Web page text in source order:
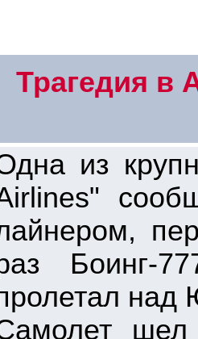
Трагедия в
из
Боинг-
над
шел